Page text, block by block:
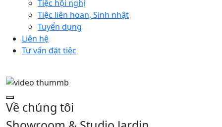
Tiệc hội nghị
Tiệc liên hoan, Sinh nhật
Tuyển dụng
Liên hệ
Tư vấn đặt tiệc
Về chúng tôi